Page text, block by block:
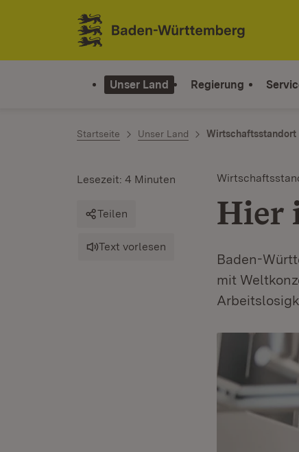
Zum Inhalt springen
Link zur Startseite
Unser Land Regierung
Startseite Unser Land Wirtschaftsstandort
Hier
Baden-
mit
Lesezeit: 4 Minuten
Teilen
Text vorlesen